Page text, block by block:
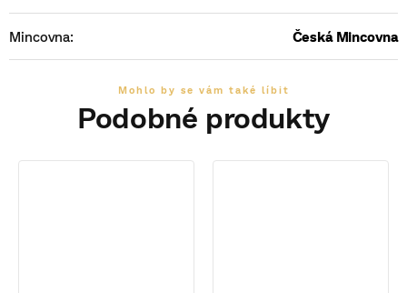
Mincovna: Česká Mincovna